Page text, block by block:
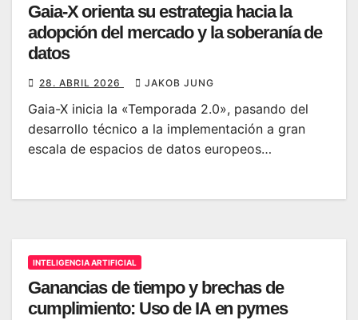
Gaia-X orienta su estrategia hacia la
adopción del mercado y la soberanía de
datos
28. ABRIL 2026 JAKOB JUNG
Gaia-X inicia la «Temporada 2.0», pasando del
desarrollo técnico a la implementación a gran
escala de espacios de datos europeos…
INTELIGENCIA ARTIFICIAL
Ganancias de tiempo y brechas de
cumplimiento: Uso de IA en pymes